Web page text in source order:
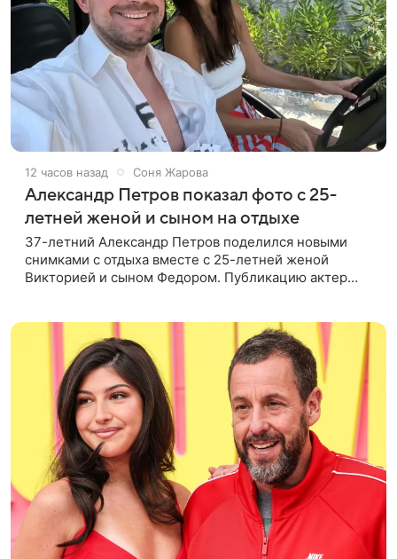
12 часов назад Соня Жарова
Александр Петров показал фото с 25-
летней женой и сыном на отдыхе
37-летний Александр Петров поделился новыми
снимками с отдыха вместе с 25-летней женой
Викторией и сыном Федором. Публикацию актер